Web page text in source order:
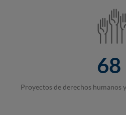
68
Proyectos de derechos humanos